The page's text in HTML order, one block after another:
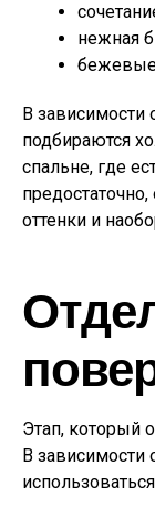
нежная
бежевые
В зависимости
подбираются
спальне, где
оттенки и
Этап, который
В зависимости